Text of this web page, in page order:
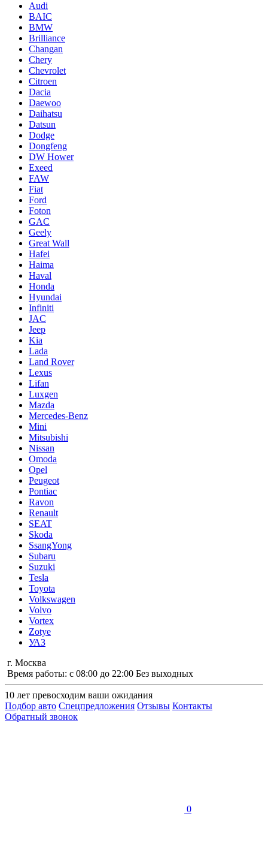
Audi
BAIC
BMW
Brilliance
Changan
Chery
Chevrolet
Citroen
Dacia
Daewoo
Daihatsu
Datsun
Dodge
Dongfeng
DW Hower
Exeed
FAW
Fiat
Ford
Foton
GAC
Geely
Great Wall
Hafei
Haima
Haval
Honda
Hyundai
Infiniti
JAC
Jeep
Kia
Lada
Land Rover
Lexus
Lifan
Luxgen
Mazda
Mercedes-Benz
Mini
Mitsubishi
Nissan
Omoda
Opel
Peugeot
Pontiac
Ravon
Renault
SEAT
Skoda
SsangYong
Subaru
Suzuki
Tesla
Toyota
Volkswagen
Volvo
Vortex
Zotye
УАЗ
г. Москва
Время работы: с 08:00 до 22:00 Без выходных
10 лет превосходим ваши ожидания
Подбор авто Спецпредложения Отзывы Контакты
Обратный звонок
0